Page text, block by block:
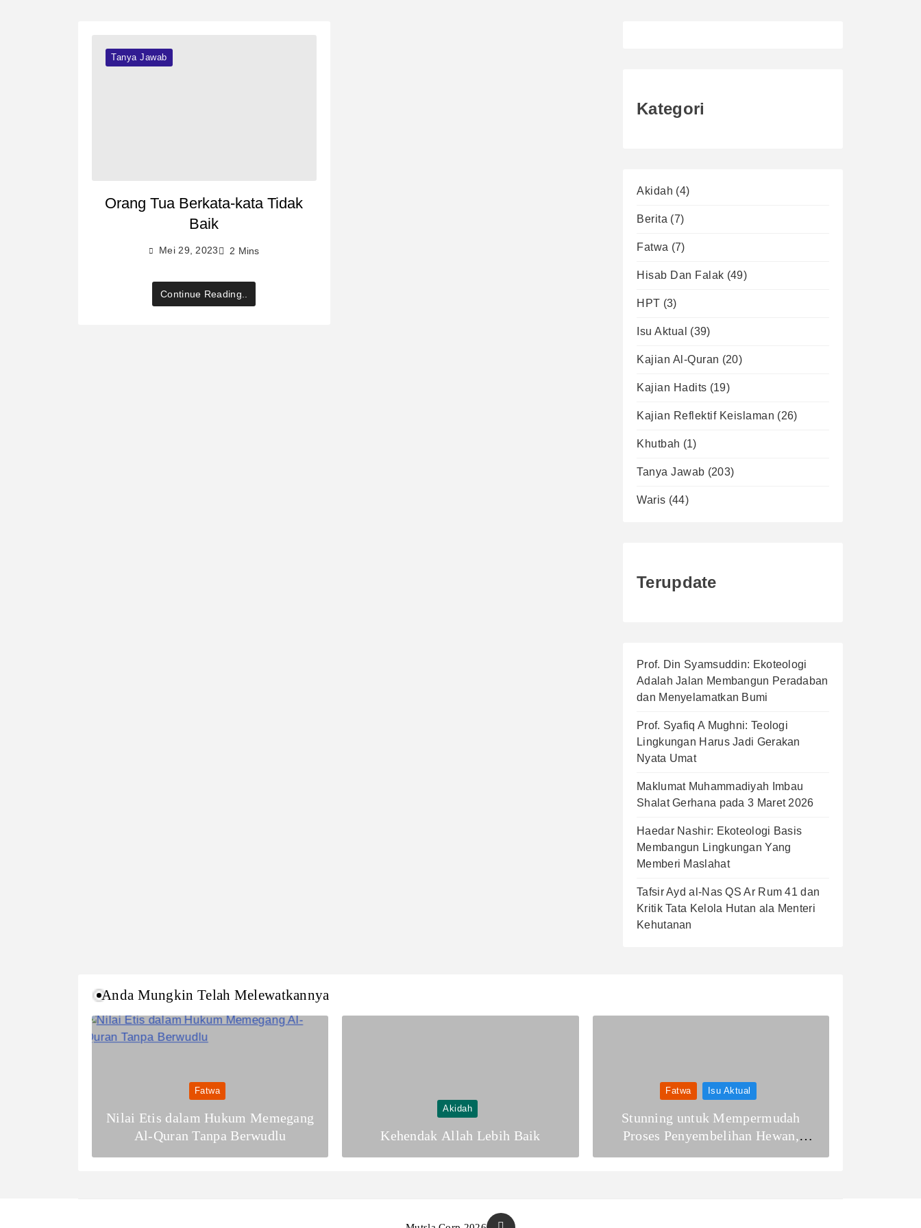
Tanya Jawab
Orang Tua Berkata-kata Tidak
Baik
Mei 29, 2023 2 Mins
Continue Reading..
Kategori
Akidah (4)
Berita (7)
Fatwa (7)
Hisab Dan Falak (49)
HPT (3)
Isu Aktual (39)
Kajian Al-Quran (20)
Kajian Hadits (19)
Kajian Reflektif Keislaman (26)
Khutbah (1)
Tanya Jawab (203)
Waris (44)
Terupdate
Prof. Din Syamsuddin: Ekoteologi
Adalah Jalan Membangun Peradaban
dan Menyelamatkan Bumi
Prof. Syafiq A Mughni: Teologi
Lingkungan Harus Jadi Gerakan
Nyata Umat
Maklumat Muhammadiyah Imbau
Shalat Gerhana pada 3 Maret 2026
Haedar Nashir: Ekoteologi Basis
Membangun Lingkungan Yang
Memberi Maslahat
Tafsir Ayd al-Nas QS Ar Rum 41 dan
Kritik Tata Kelola Hutan ala Menteri
Kehutanan
Anda Mungkin Telah Melewatkannya
Fatwa
Nilai Etis dalam Hukum Memegang
Al-Quran Tanpa Berwudlu
Akidah
Kehendak Allah Lebih Baik
Fatwa Isu Aktual
Stunning untuk Mempermudah
Proses Penyembelihan Hewan,